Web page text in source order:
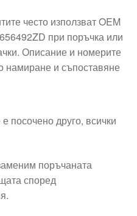
често използват OEM
при поръчка или
Описание и номерите
намиране и съпоставяне
посочено друго, всички
поръчаната
според